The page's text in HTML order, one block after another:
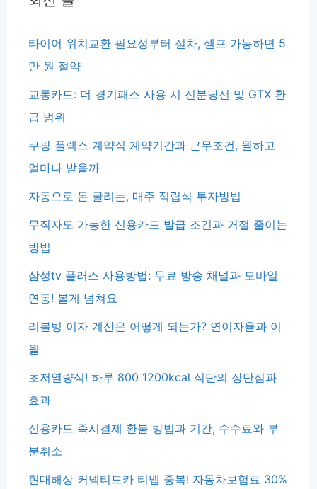
타이어 위치교환 필요성부터 절차, 셀프 가능하면 5
만 원 절약
교통카드: 더 경기패스 사용 시 신분당선 및 GTX 환
급 범위
쿠팡 플렉스 계약직 계약기간과 근무조건, 뭘하고
얼마나 받을까
자동으로 돈 굴리는, 매주 적립식 투자방법
무직자도 가능한 신용카드 발급 조건과 거절 줄이는
방법
삼성tv 플러스 사용방법: 무료 방송 채널과 모바일
연동! 볼게 넘쳐요
리볼빙 이자 계산은 어떻게 되는가? 연이자율과 이
월
초저열량식! 하루 800 1200kcal 식단의 장단점과
효과
신용카드 즉시결제 환불 방법과 기간, 수수료와 부
분취소
현대해상 커넥티드카 티맵 중복! 자동차보험료 30%